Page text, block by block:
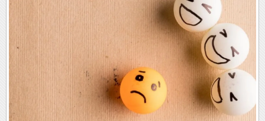
محیط زیست
سفر و تفریح
بین الملل
علم و دانش
فناوری و It
علمی
اخبار کریپتو
قرآن
گوناگون
سرگرمی
فیلم